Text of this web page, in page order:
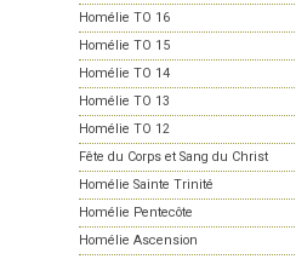
Homélie TO 16
Homélie TO 15
Homélie TO 14
Homélie TO 13
Homélie TO 12
Fête du Corps et Sang du Christ
Homélie Sainte Trinité
Homélie Pentecôte
Homélie Ascension